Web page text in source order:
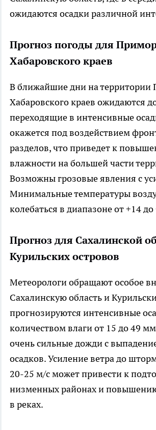
ожидаются осадки различной
Прогноз погоды для
Хабаровского краев
В ближайшие дни на территории
Хабаровского краев ожидаются
переходящие в интенсивные
окажется под воздействием
разделов, что приведет к
влажности на большей части
Возможны грозовые явления с
Минимальные температуры
колебаться в диапазоне от +14 до
Прогноз для Сахалинской
Курильских островов
Метеорологи обращают особое
Сахалинскую область и
прогнозируются интенсивные
количеством влаги от 15 до 49
очень сильные дожди с
осадков. Усиление ветра до
20-25 м/с может привести к
низменных районах и
в реках.